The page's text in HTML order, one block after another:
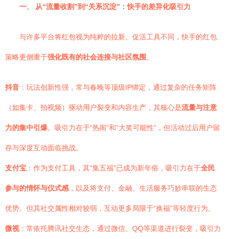
一、 从“流量收割”到“关系沉淀”：快手的差异化吸引力
与许多平台将红包视为纯粹的拉新、促活工具不同，快手的红包
策略更侧重于强化既有的社会连接与社区氛围 。
抖音 ：玩法创新性强，常与春晚等顶级IP绑定，通过复杂的任务矩阵
（如集卡、拍视频）驱动用户裂变和内容生产，其核心是流量与注意
力的集中引爆。吸引力在于“热闹”和“大奖可能性”，但活动过后用户留
存与深度互动面临挑战。
支付宝 ：作为支付工具，其“集五福”已成为新年俗，吸引力在于全民
参与的情怀与仪式感 ，以及将支付、金融、生活服务巧妙串联的生态
优势。但其社交属性相对较弱，互动更多局限于“换福”等轻度行为。
微视：常依托腾讯社交生态，通过微信、QQ等渠道进行裂变，吸引力